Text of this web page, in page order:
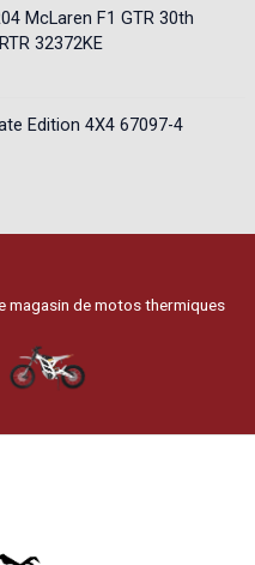
McLaren F1 GTR 30th
32372KE
Edition 4X4 67097-4
magasin de motos thermiques